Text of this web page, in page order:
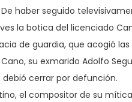
haber seguido
la botica del licenciado
de guardia, que acogió las
su exmarido Adolfo
debió cerrar por defunción.
el compositor de su mítica